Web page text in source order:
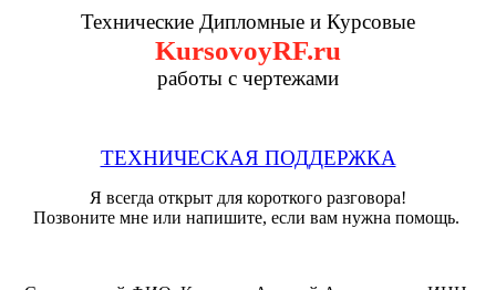
Технические Дипломные и Курсовые
KursovoyRF.ru
работы с чертежами
ТЕХНИЧЕСКАЯ ПОДДЕРЖКА
Я всегда открыт для короткого разговора!
Позвоните мне или напишите, если вам нужна помощь.